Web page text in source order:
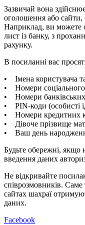
Зазвичай вона
оголошення або сайти,
Наприклад, ви можете
лист із банку, з
рахунку.
В посиланні вас
• Імена користувача
• Номери соціального
• Номери банківських
• PIN-коди (особисті
• Номери кредитних
• Дівоче прізвище
• Ваш день
Будьте обережні, якщо
введення даних
Не відкривайте
співрозмовників.
сайтах шахраї
даних.
Facebook